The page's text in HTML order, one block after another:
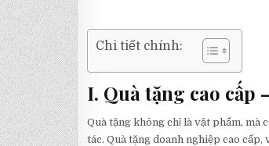
Chi tiết chính:
I. Quà tặng cao cấp
Quà tặng không chỉ là vật phẩm,
tác. Quà tặng doanh nghiệp cao